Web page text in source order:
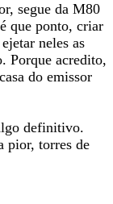
segue da M80
que ponto, criar
neles as
Porque acredito,
do emissor
definitivo.
pior, torres de